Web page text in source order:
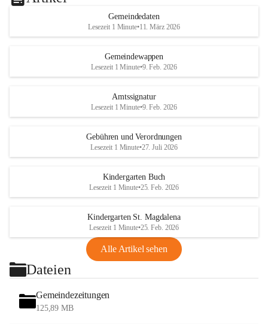
Gemeindedaten
Lesezeit 1 Minute•11. März 2026
Gemeindewappen
Lesezeit 1 Minute•9. Feb. 2026
Amtssignatur
Lesezeit 1 Minute•9. Feb. 2026
Gebühren und Verordnungen
Lesezeit 1 Minute•27. Juli 2026
Kindergarten Buch
Lesezeit 1 Minute•25. Feb. 2026
Kindergarten St. Magdalena
Lesezeit 1 Minute•25. Feb. 2026
Alle Artikel sehen
Dateien
Gemeindezeitungen
125,89 MB